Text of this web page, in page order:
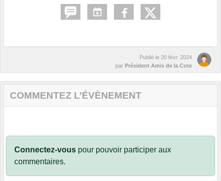
Publié le 20 févr. 2024
par Président Amis de la Cote
COMMENTEZ L’ÉVÈNEMENT
Connectez-vous pour pouvoir participer aux
commentaires.